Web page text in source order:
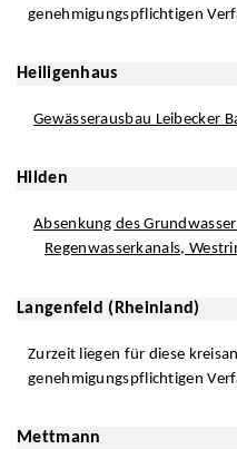
genehmigungspflichtigen
Heiligenhaus
Gewässerausbau Leibecker
Hilden
Absenkung des
Regenwasserkanals,
Langenfeld (Rheinland)
Zurzeit liegen für diese
genehmigungspflichtigen
Mettmann